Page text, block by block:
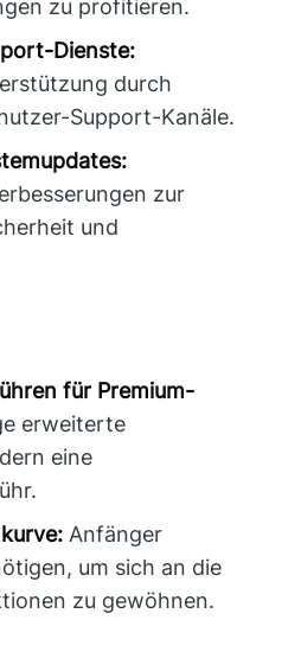
zu profitieren.
Dienste:
durch
Support-Kanäle.
zur
und
für Premium-
erweiterte
eine
Anfänger
um sich an die
zu gewöhnen.